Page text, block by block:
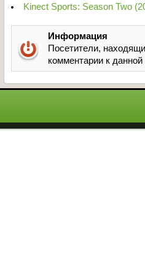
Kinect Sports: Season Two
Информация
Посетители,
комментарии к